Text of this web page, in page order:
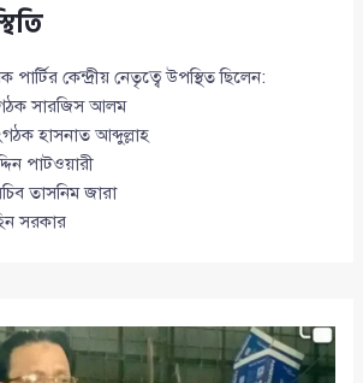
কেন্দ্রীয় নেতৃত্বে উপস্থিত ছিলেন:
সারজিস আলম
হাসনাত আব্দুল্লাহ
পাটওয়ারী
তাসনিম জারা
সরকার